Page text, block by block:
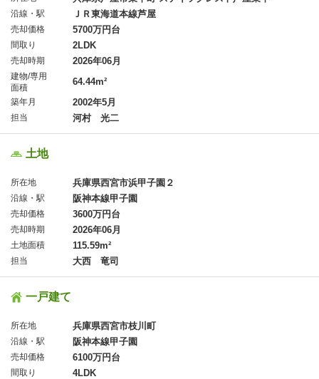
沿線・駅 ＪＲ東海道本線芦屋
売却価格 5700万円台
間取り 2LDK
売却時期 2026年06月
建物/専用
面積
64.44m²
築年月 2002年5月
担当 河村 光二
土地
所在地 兵庫県西宮市浜甲子園２
沿線・駅 阪神本線甲子園
売却価格 3600万円台
売却時期 2026年06月
土地面積 115.59m²
担当 大西 竜司
一戸建て
所在地 兵庫県西宮市枝川町
沿線・駅 阪神本線甲子園
売却価格 6100万円台
間取り 4LDK